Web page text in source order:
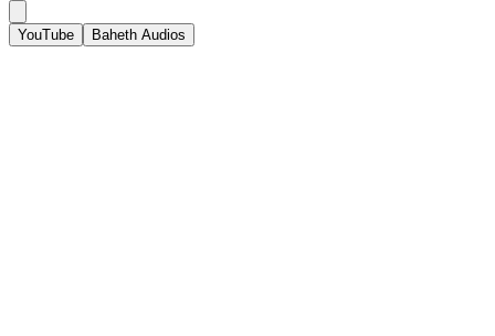
YouTube Baheth Audios